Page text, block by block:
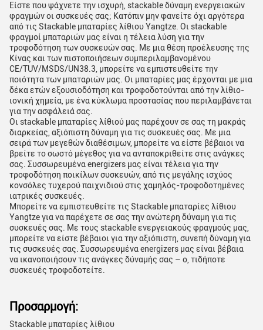
Είστε που ψάχνετε την ισχυρή, stackable δύναμη ενεργειακών
φραγμών οι συσκευές σας; Κατόπιν μην φανείτε όχι αργότερα
από τις Stackable μπαταρίες λίθιου Yangtze. Οι stackable
φραγμοί μπαταριών μας είναι η τέλεια λύση για την
τροφοδότηση των συσκευών σας. Με μια θέση προέλευσης της
Κίνας και των πιστοποιήσεων συμπεριλαμβανομένου
CE/TUV/MSDS/UN38.3, μπορείτε να εμπιστευθείτε την
ποιότητα των μπαταριών μας. Οι μπαταρίες μας έρχονται με μια
δέκα ετών εξουσιοδότηση και τροφοδοτούνται από την λίθιο-
ιονική χημεία, με ένα κύκλωμα προστασίας που περιλαμβάνεται
για την ασφάλειά σας.
Οι stackable μπαταρίες λίθιού μας παρέχουν σε σας τη μακράς
διαρκείας, αξιόπιστη δύναμη για τις συσκευές σας. Με μια
σειρά των μεγεθών διαθέσιμων, μπορείτε να είστε βέβαιοι να
βρείτε το σωστό μέγεθος για να ανταποκριθείτε στις ανάγκες
σας. Συσσωρευμένα energizers μας είναι τέλεια για την
τροφοδότηση ποικίλων συσκευών, από τις μεγάλης ισχύος
κονσόλες τυχερού παιχνιδιού στις χαμηλός-τροφοδοτημένες
ιατρικές συσκευές.
Μπορείτε να εμπιστευθείτε τις Stackable μπαταρίες λίθιου
Yangtze για να παρέχετε σε σας την ανώτερη δύναμη για τις
συσκευές σας. Με τους stackable ενεργειακούς φραγμούς μας,
μπορείτε να είστε βέβαιοι για την αξιόπιστη, συνεπή δύναμη για
τις συσκευές σας. Συσσωρευμένα energizers μας είναι βέβαια
να ικανοποιήσουν τις ανάγκες δύναμής σας – ο, τιδήποτε
συσκευές τροφοδοτείτε.
Προσαρμογή:
Stackable μπαταρίες λίθιου